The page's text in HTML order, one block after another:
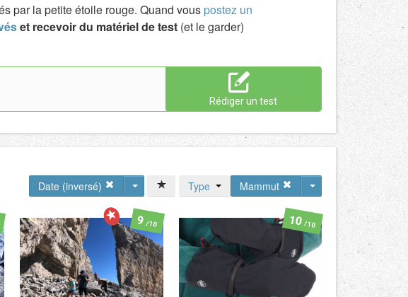
par la petite étoile rouge. Quand vous postez un
et recevoir du matériel de test (et le garder)
Rédiger un test
Date (inversé) Mammut
Type
9/10 10/10